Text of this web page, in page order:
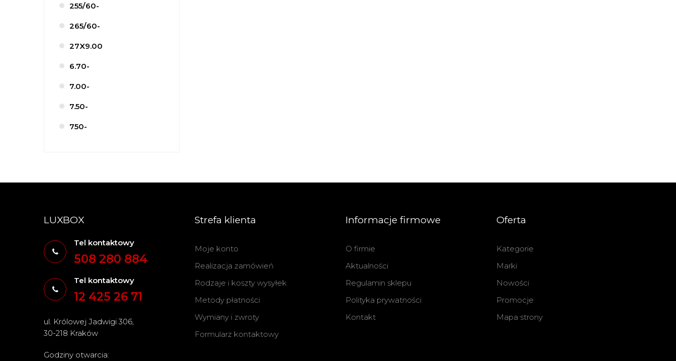
255/60-
265/60-
27X9.00
6.70-
7.00-
7.50-
750-
LUXBOX
Tel kontaktowy
508 280 884
Tel kontaktowy
12 425 26 71
ul. Królowej Jadwigi 306,
30-218 Kraków
Godziny otwarcia:
Strefa klienta
Moje konto
Realizacja zamówień
Rodzaje i koszty wysyłek
Metody płatności
Wymiany i zwroty
Formularz kontaktowy
Informacje firmowe
O firmie
Aktualności
Regulamin sklepu
Polityka prywatności
Kontakt
Oferta
Kategorie
Marki
Nowości
Promocje
Mapa strony